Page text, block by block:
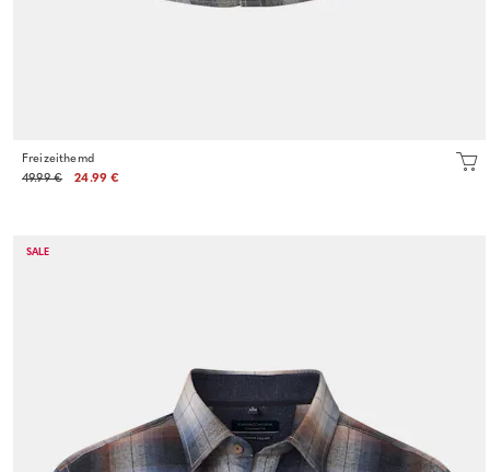
Freizeithemd
49.99 €
24.99 €
SALE